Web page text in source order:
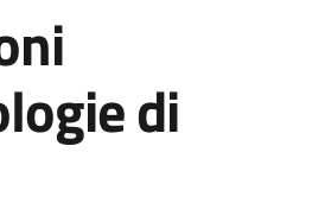
di